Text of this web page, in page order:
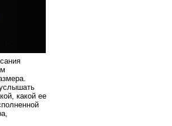
какой ее